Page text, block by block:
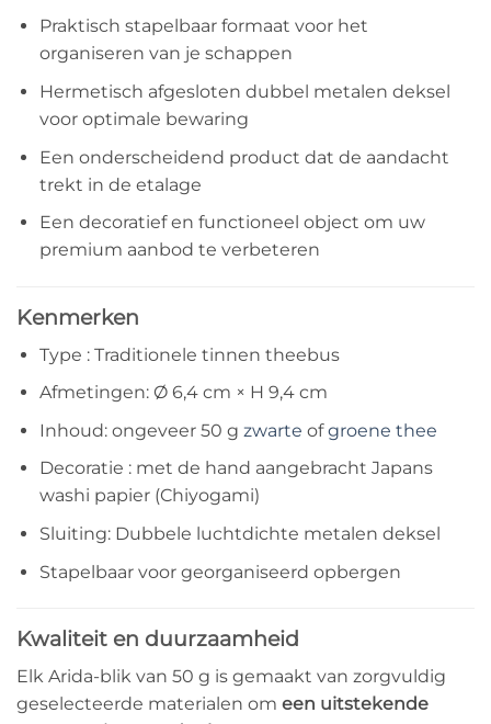
Praktisch stapelbaar formaat voor het
organiseren van je schappen
Hermetisch afgesloten dubbel metalen deksel
voor optimale bewaring
Een onderscheidend product dat de aandacht
trekt in de etalage
Een decoratief en functioneel object om uw
premium aanbod te verbeteren
Kenmerken
Type : Traditionele tinnen theebus
Afmetingen: Ø 6,4 cm × H 9,4 cm
Inhoud: ongeveer 50 g zwarte ofgroene thee
Decoratie : met de hand aangebracht Japans
washi papier (Chiyogami)
Sluiting: Dubbele luchtdichte metalen deksel
Stapelbaar voor georganiseerd opbergen
Kwaliteit en duurzaamheid
Elk Arida-blik van 50 g is gemaakt van zorgvuldig
geselecteerde materialen om een uitstekende